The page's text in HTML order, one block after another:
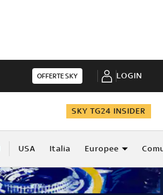
OFFERTE SKY LOGIN
SKY TG24 INSIDER
USA Italia Europee